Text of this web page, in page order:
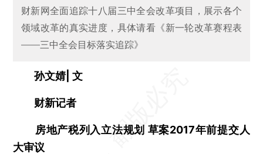
财新网全面追踪十八届三中全会改革项目，展示各个
领域改革的真实进度，具体请看《新一轮改革赛程表
——三中全会目标落实追踪》
孙文婧| 文
财新记者
房地产税列入立法规划 草案2017年前提交人
大审议